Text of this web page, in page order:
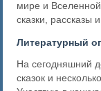
мире и
сказки, рассказы
Литературный
На сегодняшний
сказок и